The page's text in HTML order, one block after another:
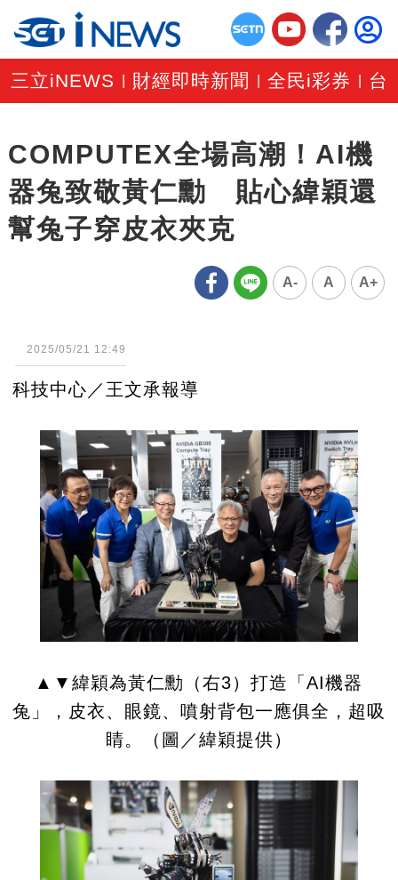
三立iNEWS 財經即時新聞 |全民i彩券 台
COMPUTEX全場高潮！AI機
器兔致敬黃仁勳 貼心緯穎還
幫兔子穿皮衣夾克
A- A A+
2025/05/21 12:49
科技中心／王文承報導
▲▼緯穎為黃仁勳（右3）打造「AI機器
兔」，皮衣、眼鏡、噴射背包一應俱全，超吸
睛。（圖／緯穎提供）